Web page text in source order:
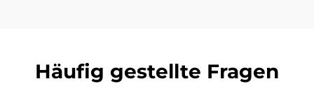
Häufig gestellte Fragen